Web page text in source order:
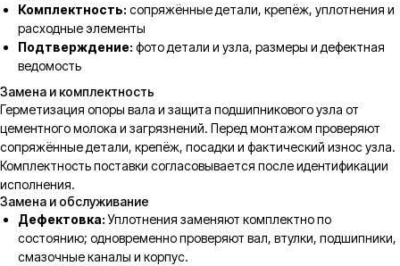
Комплектность: сопряжённые детали, крепёж, уплотнения и
расходные элементы
Подтверждение: фото детали и узла, размеры и дефектная
ведомость
Замена и комплектность
Герметизация опоры вала и защита подшипникового узла от
цементного молока и загрязнений. Перед монтажом проверяют
сопряжённые детали, крепёж, посадки и фактический износ узла.
Комплектность поставки согласовывается после идентификации
исполнения.
Замена и обслуживание
Дефектовка:Уплотнения заменяют комплектно по
состоянию; одновременно проверяют вал, втулки, подшипники,
смазочные каналы и корпус.